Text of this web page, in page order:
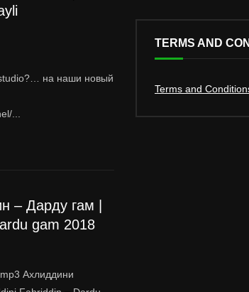
на наши новый
...
– Дарду гам |
gam 2018
Ахлиддини
TERMS AND
Terms and